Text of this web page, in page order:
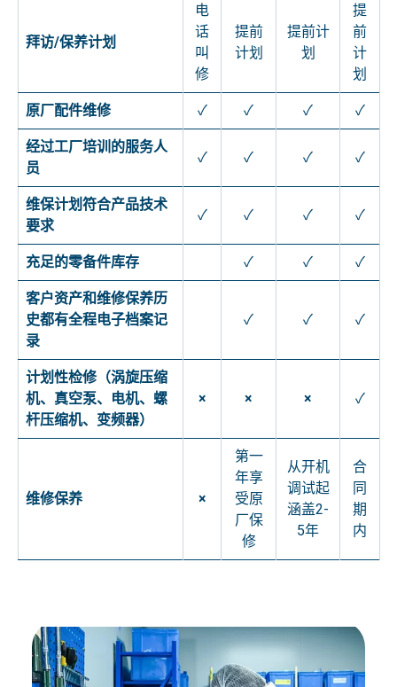
拜访/保养计划
电
话
叫
修
提前
计划
提前计
划
提
前
计
划
原厂配件维修 ✓ ✓ ✓ ✓
经过工厂培训的服务人
员
✓ ✓ ✓ ✓
维保计划符合产品技术
要求
✓ ✓ ✓ ✓
充足的零备件库存 ✓ ✓ ✓
客户资产和维修保养历
史都有全程电子档案记
录
✓ ✓ ✓
计划性检修（涡旋压缩
机、真空泵、电机、螺
杆压缩机、变频器）
× × × ✓
维修保养 ×
第一
年享
受原
厂保
修
从开机
调试起
涵盖2-
5年
合
同
期
内